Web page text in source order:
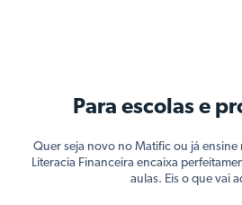
Para escolas e
Quer seja novo no Matific ou já ensine
Literacia Financeira encaixa
aulas. Eis o que vai